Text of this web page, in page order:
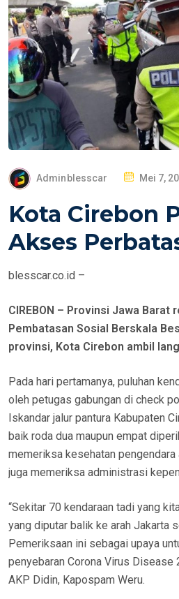
Adminblesscar
P
S
E
Mei 7,
Kota Cirebon
Akses
blesscar.co.id –
CIREBON – Provinsi Jawa Barat
Pembatasan Sosial Berskala
provinsi, Kota Cirebon ambil
Pada hari pertamanya, puluhan
oleh petugas gabungan di check
Iskandar jalur pantura Kabupaten
baik roda dua maupun empat
memeriksa kesehatan
juga memeriksa administrasi
“Sekitar 70 kendaraan tadi yang
yang diputar balik ke arah Jakarta
Pemeriksaan ini sebagai upaya
penyebaran Corona Virus Disease
AKP Didin, Kapospam Weru.